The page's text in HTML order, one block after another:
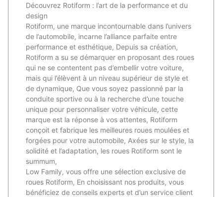
Découvrez Rotiform : l’art de la performance et du
design
Rotiform, une marque incontournable dans l’univers
de l’automobile, incarne l’alliance parfaite entre
performance et esthétique, Depuis sa création,
Rotiform a su se démarquer en proposant des roues
qui ne se contentent pas d’embellir votre voiture,
mais qui l’élèvent à un niveau supérieur de style et
de dynamique, Que vous soyez passionné par la
conduite sportive ou à la recherche d’une touche
unique pour personnaliser votre véhicule, cette
marque est la réponse à vos attentes, Rotiform
conçoit et fabrique les meilleures roues moulées et
forgées pour votre automobile, Axées sur le style, la
solidité et l’adaptation, les roues Rotiform sont le
summum,
Low Family, vous offre une sélection exclusive de
roues Rotiform, En choisissant nos produits, vous
bénéficiez de conseils experts et d’un service client